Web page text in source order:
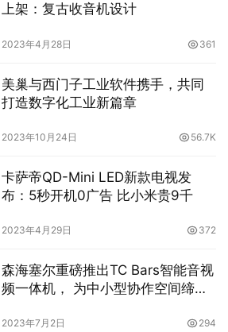
上架：复古收音机设计
2023年4月28日 361
美巢与西门子工业软件携手，共同
打造数字化工业新篇章
2023年10月24日 56.7K
卡萨帝QD-Mini LED新款电视发
布：5秒开机0广告 比小米贵9千
2023年4月29日 372
森海塞尔重磅推出TC Bars智能音视
频一体机， 为中小型协作空间缔造
2023年7月2日 294